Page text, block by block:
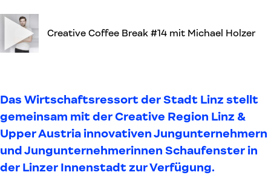
Creative Coffee Break #14 mit Michael Holzer
Das Wirtschaftsressort der Stadt Linz stellt
gemeinsam mit der Creative Region Linz &
Upper Austria innovativen Jungunternehmern
und Jungunternehmerinnen Schaufenster in
der Linzer Innenstadt zur Verfügung.